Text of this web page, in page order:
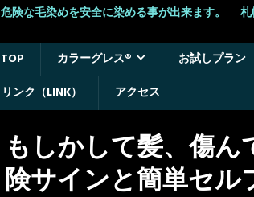
危険な毛染めを安全に染める事が出来ます。
TOP カラーグレス® お試しプラン
リンク（LINK）
アクセス
もしかして髪、傷
険サインと簡単セル